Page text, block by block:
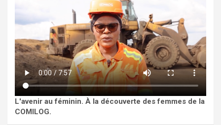
L'avenir au féminin. À la découverte des femmes de la
COMILOG.